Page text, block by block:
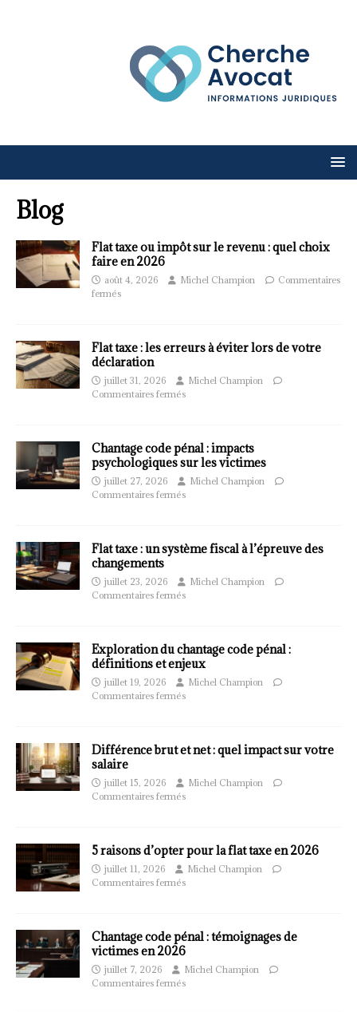
Blog
Flat taxe ou impôt sur le revenu : quel choix
faire en 2026
août 4, 2026 Michel Champion
Commentaires
fermés
Flat taxe : les erreurs à éviter lors de votre
déclaration
juillet 31, 2026
Michel Champion
Commentaires fermés
Chantage code pénal : impacts
psychologiques sur les victimes
juillet 27, 2026
Michel Champion
Commentaires fermés
Flat taxe : un système fiscal à l’épreuve des
changements
juillet 23, 2026
Michel Champion
Commentaires fermés
Exploration du chantage code pénal :
définitions et enjeux
juillet 19, 2026
Michel Champion
Commentaires fermés
Différence brut et net : quel impact sur votre
salaire
juillet 15, 2026
Michel Champion
Commentaires fermés
5 raisons d’opter pour la flat taxe en 2026
juillet 11, 2026
Michel Champion
Commentaires fermés
Chantage code pénal : témoignages de
victimes en 2026
juillet 7, 2026
Michel Champion
Commentaires fermés